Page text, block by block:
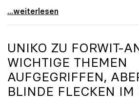
uniko zu Budgetverhandlungen:
...weiterlesen
UNIKO ZU FORWIT-
WICHTIGE THEMEN
AUFGEGRIFFEN,
BLINDE FLECKEN IM